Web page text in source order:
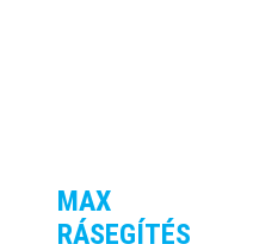
MAX
RÁSEGÍTÉS